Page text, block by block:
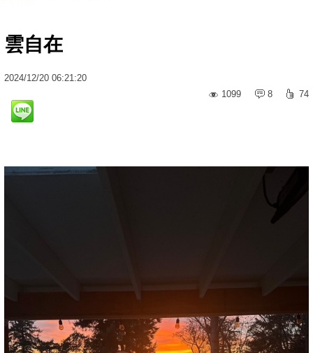
雲自在
2024/12/20 06:21:20
1099
8 74